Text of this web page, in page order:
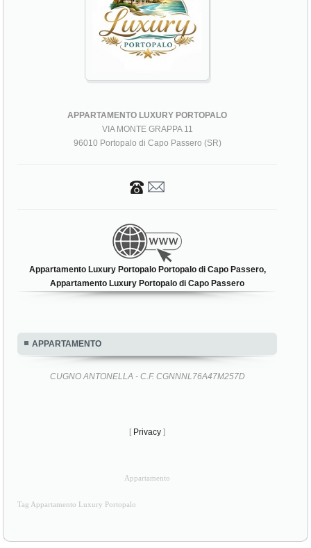
APPARTAMENTO LUXURY PORTOPALO
VIA MONTE GRAPPA 11
96010 Portopalo di Capo Passero (SR)
Appartamento Luxury Portopalo Portopalo di Capo Passero,
Appartamento Luxury Portopalo di Capo Passero
APPARTAMENTO
CUGNO ANTONELLA - C.F. CGNNNL76A47M257D
[ Privacy ]
Appartamento
Tag Appartamento Luxury Portopalo